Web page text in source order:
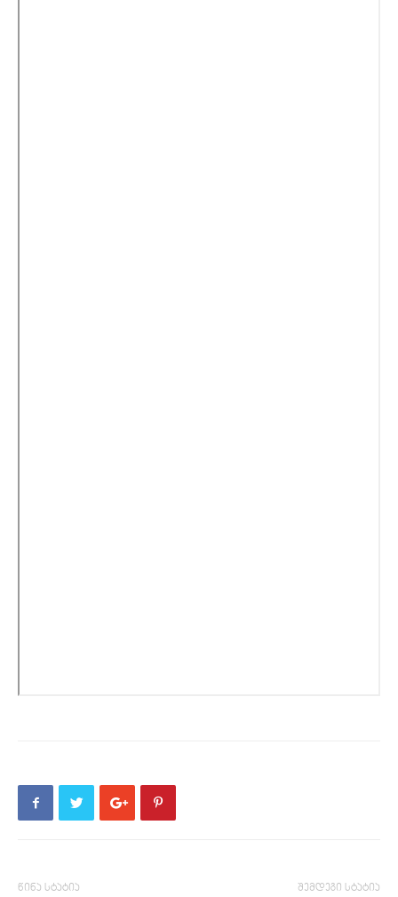
წინა სტატია შემდეგი სტატია